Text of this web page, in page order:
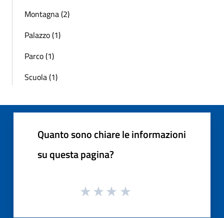
Montagna (2)
Palazzo (1)
Parco (1)
Scuola (1)
Quanto sono chiare le informazioni
su questa pagina?